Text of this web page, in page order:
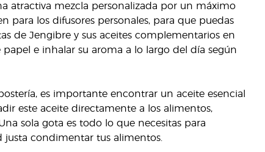
atractiva mezcla personalizada por un máximo
para los difusores personales, para que puedas
de Jengibre y sus aceites complementarios en
e inhalar su aroma a lo largo del día según
es importante encontrar un aceite esencial
este aceite directamente a los alimentos,
sola gota es todo lo que necesitas para
condimentar tus alimentos.